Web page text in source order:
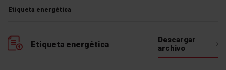
Etiqueta energética
Etiqueta energética
Descargar
archivo